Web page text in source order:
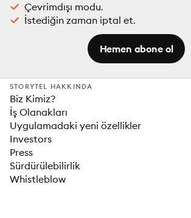
Çevrimdışı modu.
İstediğin zaman iptal et.
Hemen abone ol
STORYTEL HAKKINDA
Biz Kimiz?
İş Olanakları
Uygulamadaki yeni özellikler
Investors
Press
Sürdürülebilirlik
Whistleblow